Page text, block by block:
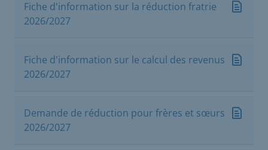
Fiche d'information sur la réduction fratrie
2026/2027
Fiche d'information sur le calcul des revenus
2026/2027
Demande de réduction pour frères et sœurs
2026/2027